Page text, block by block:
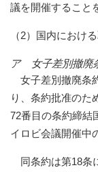
議を開催すること
（2）国内におけ
ア 女子差別撤廃
女子差別撤廃条
り、条約批准のた
72番目の条約締結
イロビ会議開催中
同条約は第18条